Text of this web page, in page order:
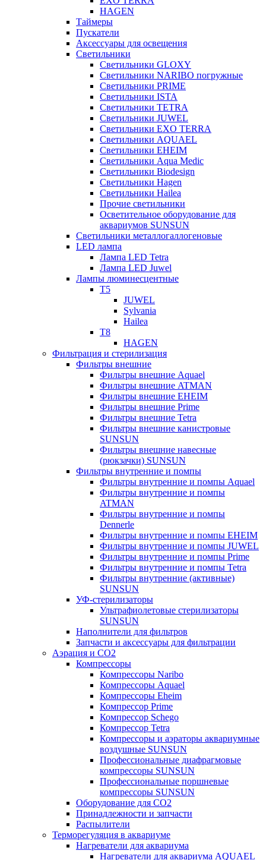
HAGEN
Таймеры
Пускатели
Аксессуары для освещения
Светильники
Светильники GLOXY
Светильники NARIBO погружные
Светильники PRIME
Светильники ISTA
Светильники TETRA
Светильники JUWEL
Светильники EXO TERRA
Светильники AQUAEL
Светильники EHEIM
Светильники Aqua Medic
Светильники Biodesign
Светильники Hagen
Светильники Hailea
Прочие светильники
Осветительное оборудование для
аквариумов SUNSUN
Светильники металлогаллогеновые
LED лампа
Лампа LED Tetra
Лампа LED Juwel
Лампы люминесцентные
T5
JUWEL
Sylvania
Hailea
T8
HAGEN
Фильтрация и стерилизация
Фильтры внешние
Фильтры внешние Aquael
Фильтры внешние ATMAN
Фильтры внешние EHEIM
Фильтры внешние Prime
Фильтры внешние Tetra
Фильтры внешние канистровые
SUNSUN
Фильтры внешние навесные
(рюкзачки) SUNSUN
Фильтры внутренние и помпы
Фильтры внутренние и помпы Aquael
Фильтры внутренние и помпы
ATMAN
Фильтры внутренние и помпы
Dennerle
Фильтры внутренние и помпы EHEIM
Фильтры внутренние и помпы JUWEL
Фильтры внутренние и помпы Prime
Фильтры внутренние и помпы Tetra
Фильтры внутренние (активные)
SUNSUN
УФ-стерилизаторы
Ультрафиолетовые стерилизаторы
SUNSUN
Наполнители для фильтров
Запчасти и аксессуары для фильтрации
Аэрация и CO2
Компрессоры
Компрессоры Naribo
Компрессоры Aquael
Компрессоры Eheim
Компрессор Prime
Компрессор Schego
Компрессор Tetra
Компрессоры и аэраторы аквариумные
воздушные SUNSUN
Профессиональные диафрагмовые
компрессоры SUNSUN
Профессиональные поршневые
компрессоры SUNSUN
Оборудование для CO2
Принадлежности и запчасти
Распылители
Терморегуляция в аквариуме
Нагреватели для аквариума
Нагреватели для аквариума AQUAEL